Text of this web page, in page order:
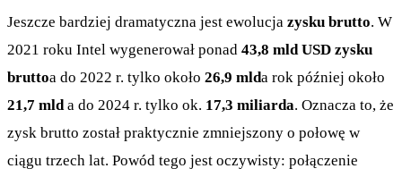
Jeszcze bardziej dramatyczna jest ewolucja zysku brutto. W
2021 roku Intel wygenerował ponad 43,8 mld USD zysku
bruttoa do 2022 r. tylko około 26,9 mlda rok później około
21,7 mlda do 2024 r. tylko ok. 17,3 miliarda. Oznacza to, że
zysk brutto został praktycznie zmniejszony o połowę w
ciągu trzech lat. Powód tego jest oczywisty: połączenie